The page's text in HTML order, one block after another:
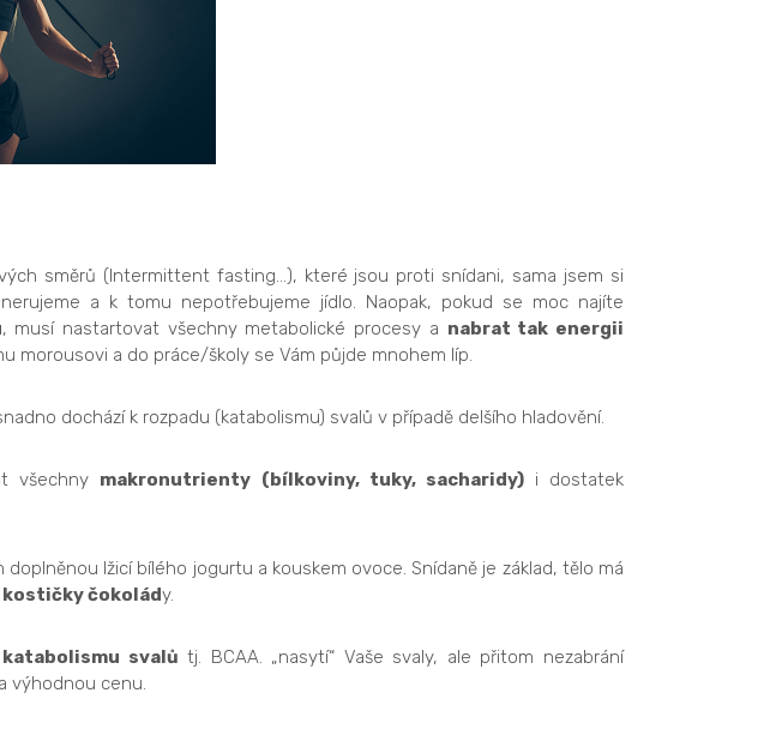
směrů (Intermittent fasting…), které jsou proti snídani, sama jsem si
a k tomu nepotřebujeme jídlo. Naopak, pokud se moc najíte
, musí nastartovat všechny metabolické procesy a nabrat tak energii
morousovi a do práce/školy se Vám půjde mnohem líp.
dochází k rozpadu (katabolismu) svalů v případě delšího hladovění.
všechny makronutrienty (bílkoviny, tuky, sacharidy)i dostatek
lžicí bílého jogurtu a kouskem ovoce. Snídaně je základ, tělo má
kostičky čokolády.
svalů tj. BCAA. „nasytí“ Vaše svaly, ale přitom nezabrání
výhodnou cenu.